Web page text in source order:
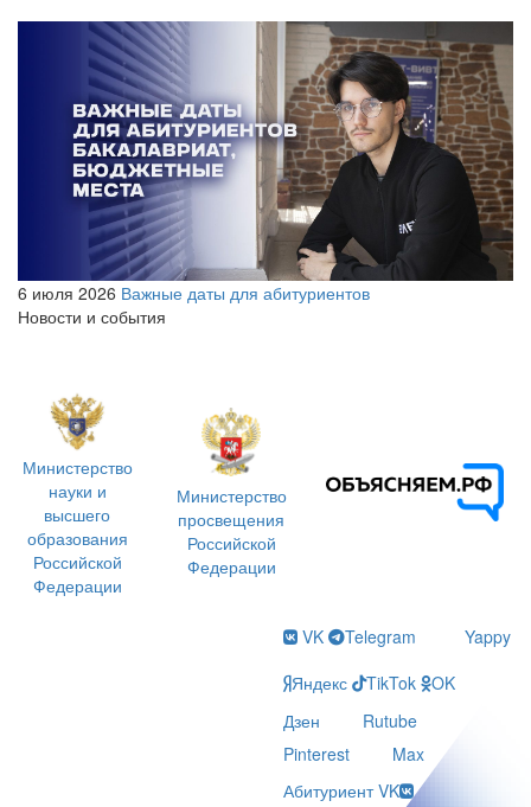
6 июля 2026 Важные даты для абитуриентов
Новости и события
Министерство
науки и
высшего
образования
Российской
Федерации
Министерство
просвещения
Российской
Федерации
VK Telegram
Yappy
Яндекс
TikTok
OK
Дзен
Rutube
Pinterest
Max
Абитуриент VK